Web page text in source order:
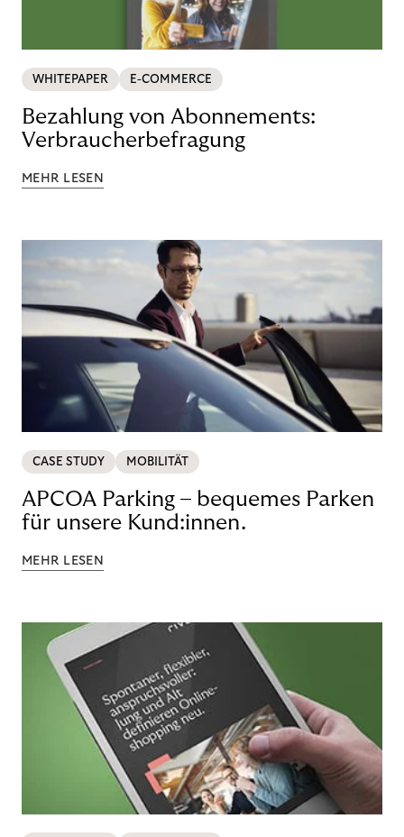
WHITEPAPER E-COMMERCE
Bezahlung von Abonnements:
Verbraucherbefragung
MEHR LESEN
CASE STUDY MOBILITÄT
APCOA Parking – bequemes Parken
für unsere Kund:innen.
MEHR LESEN